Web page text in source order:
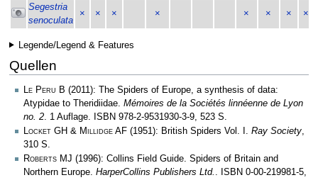
Segestria
senoculata
× × × × × × × ×
Legende/Legend & Features
Quellen
Le Peru B (2011): The Spiders of Europe, a synthesis of data:
Atypidae to Theridiidae. Mémoires de la Sociétés linnéenne de Lyon
no. 2 . 1 Auflage. ISBN 978-2-9531930-3-9, 523 S.
Locket GH & Millidge AF (1951): British Spiders Vol. I. Ray Society,
310 S.
Roberts MJ (1996): Collins Field Guide. Spiders of Britain and
Northern Europe. HarperCollins Publishers Ltd. . ISBN 0-00-219981-5,